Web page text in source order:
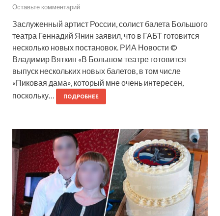
Оставьте комментарий
Заслуженный артист России, солист балета Большого
театра Геннадий Янин заявил, что в ГАБТ готовится
несколько новых постановок. РИА Новости ©
Владимир Вяткин «В Большом театре готовится
выпуск нескольких новых балетов, в том числе
«Пиковая дама», который мне очень интересен,
поскольку…
ПОДРОБНЕЕ